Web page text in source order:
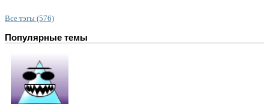
Все тэгы (576)
Популярные темы